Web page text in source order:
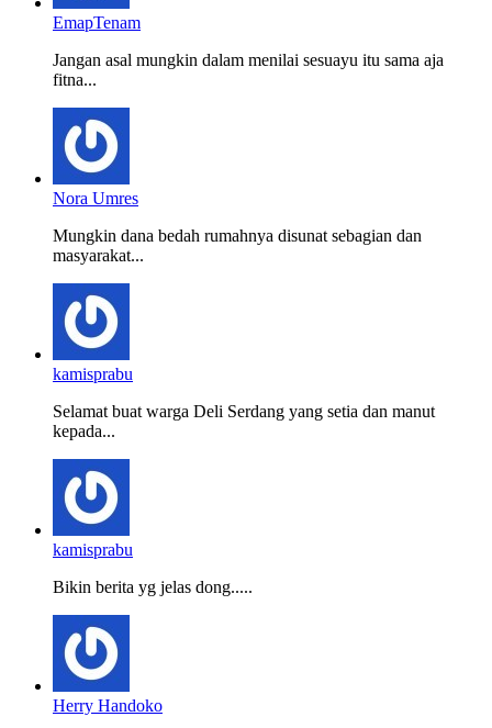
EmapTenam
Jangan asal mungkin dalam menilai sesuayu itu sama aja
fitna...
Nora Umres
Mungkin dana bedah rumahnya disunat sebagian dan
masyarakat...
kamisprabu
Selamat buat warga Deli Serdang yang setia dan manut
kepada...
kamisprabu
Bikin berita yg jelas dong.....
Herry Handoko